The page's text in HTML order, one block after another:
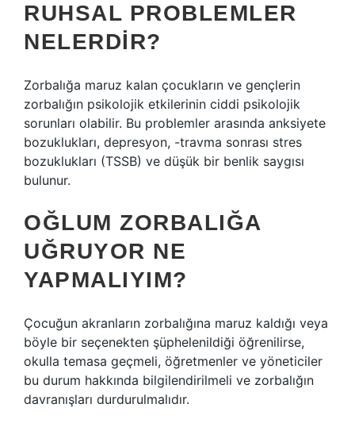
RUHSAL PROBLEMLER
NELERDIR?
Zorbalığa maruz kalan çocukların ve gençlerin
zorbalığın psikolojik etkilerinin ciddi psikolojik
sorunları olabilir. Bu problemler arasında anksiyete
bozuklukları, depresyon, -travma sonrası stres
bozuklukları (TSSB) ve düşük bir benlik saygısı
bulunur.
OĞLUM ZORBALIĞA
UĞRUYOR NE
YAPMALIYIM?
Çocuğun akranların zorbalığına maruz kaldığı veya
böyle bir seçenekten şüphelenildiği öğrenilirse,
okulla temasa geçmeli, öğretmenler ve yöneticiler
bu durum hakkında bilgilendirilmeli ve zorbalığın
davranışları durdurulmalıdır.